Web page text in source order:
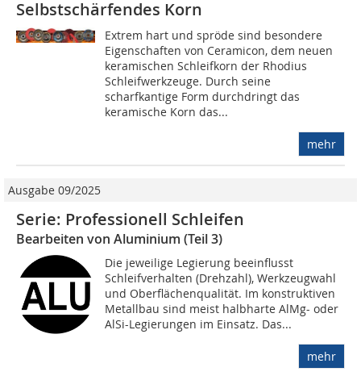
Selbstschärfendes Korn
Extrem hart und spröde sind besondere
Eigenschaften von Ceramicon, dem neuen
keramischen Schleifkorn der Rhodius
Schleifwerkzeuge. Durch seine
scharfkantige Form durchdringt das
keramische Korn das...
mehr
Ausgabe 09/2025
Serie: Professionell Schleifen
Bearbeiten von Aluminium (Teil 3)
Die jeweilige Legierung beeinflusst
Schleifverhalten (Drehzahl), Werkzeugwahl
und Oberflächenqualität. Im konstruktiven
Metallbau sind meist halbharte AlMg- oder
AlSi-Legierungen im Einsatz. Das...
mehr